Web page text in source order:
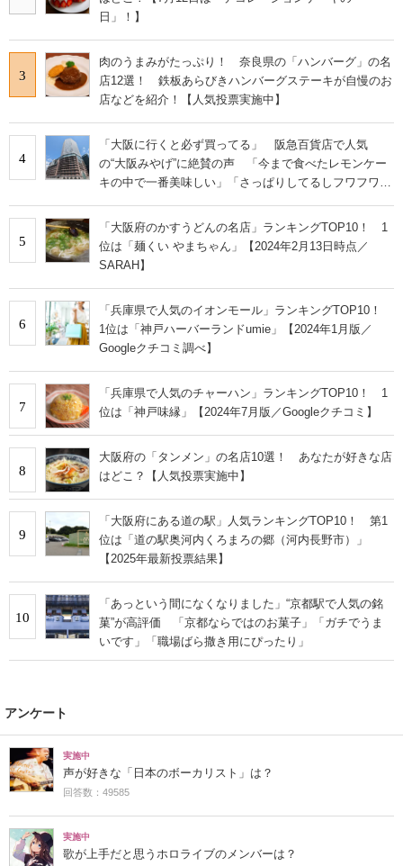
日」！】
3
肉のうまみがたっぷり！ 奈良県の「ハンバーグ」の名
店12選！ 鉄板あらびきハンバーグステーキが自慢のお
店などを紹介！【人気投票実施中】
4
「大阪に行くと必ず買ってる」 阪急百貨店で人気
の“大阪みやげ”に絶賛の声 「今まで食べたレモンケー
キの中で一番美味しい」「さっぱりしてるしフワフワで
5
「大阪府のかすうどんの名店」ランキングTOP10！ 1
位は「麺くい やまちゃん」【2024年2月13日時点／
SARAH】
6
「兵庫県で人気のイオンモール」ランキングTOP10！
1位は「神戸ハーバーランドumie」【2024年1月版／
Googleクチコミ調べ】
7
「兵庫県で人気のチャーハン」ランキングTOP10！ 1
位は「神戸味縁」【2024年7月版／Googleクチコミ】
8
大阪府の「タンメン」の名店10選！ あなたが好きな店
はどこ？【人気投票実施中】
9
「大阪府にある道の駅」人気ランキングTOP10！ 第1
位は「道の駅奥河内くろまろの郷（河内長野市）」
【2025年最新投票結果】
10
「あっという間になくなりました」“京都駅で人気の銘
菓”が高評価 「京都ならではのお菓子」「ガチでうま
いです」「職場ばら撒き用にぴったり」
アンケート
実施中
声が好きな「日本のボーカリスト」は？
回答数：49585
実施中
歌が上手だと思うホロライブのメンバーは？